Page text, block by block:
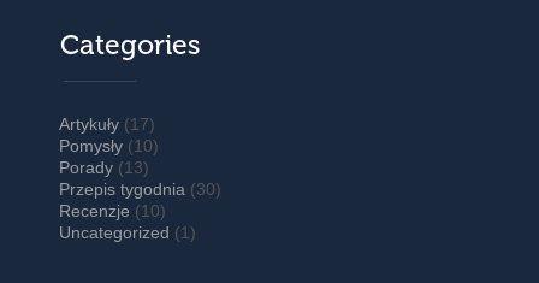
Categories
Artykuły (17)
Pomysły (10)
Porady (13)
Przepis tygodnia (30)
Recenzje (10)
Uncategorized (1)